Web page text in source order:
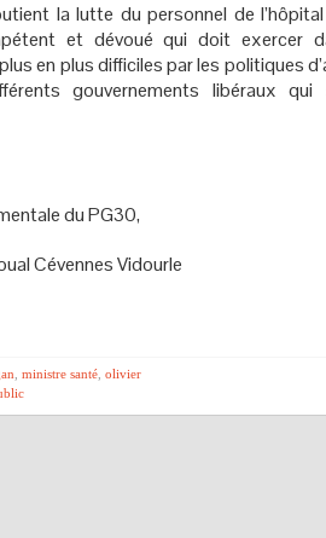
la lutte du personnel de
et dévoué qui doit exercer
en plus difficiles par les politiques
gouvernements libéraux
du PG30,
Cévennes Vidourle
, ministre santé, olivier